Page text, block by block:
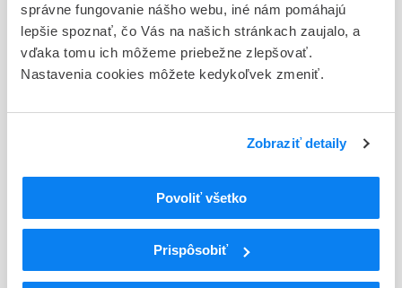
správne fungovanie nášho webu, iné nám pomáhajú
lepšie spoznať, čo Vás na našich stránkach zaujalo, a
vďaka tomu ich môžeme priebežne zlepšovať.
Nastavenia cookies môžete kedykoľvek zmeniť.
Zobraziť detaily
Povoliť všetko
Prispôsobiť
Držiteľ, krajina
Novartis Europharm Limited, Írsko
Indikačná skupina
A10
ANTIDIABETIKÁ
Liečivá znižujúce hladinu glukózy v krvi s
výnimkou inzulínov
Kombinácie perorálnych antidiabetík